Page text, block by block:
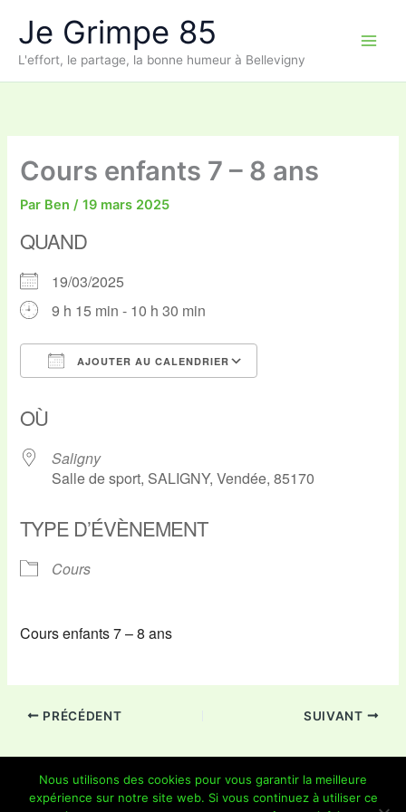
contenu
Je Grimpe 85
L'effort, le partage, la bonne humeur à Bellevigny
Cours enfants 7 – 8 ans
Par Ben/19 mars 2025
QUAND
19/03/2025
9 h 15 min - 10 h 30 min
AJOUTER AU CALENDRIER
OÙ
Saligny
Salle de sport, SALIGNY, Vendée, 85170
TYPE D’ÉVÈNEMENT
Cours
Cours enfants 7 – 8 ans
PRÉCÉDENT SUIVANT
Nous utilisons des cookies pour vous garantir la meilleure
expérience sur notre site web. Si vous continuez à utiliser ce